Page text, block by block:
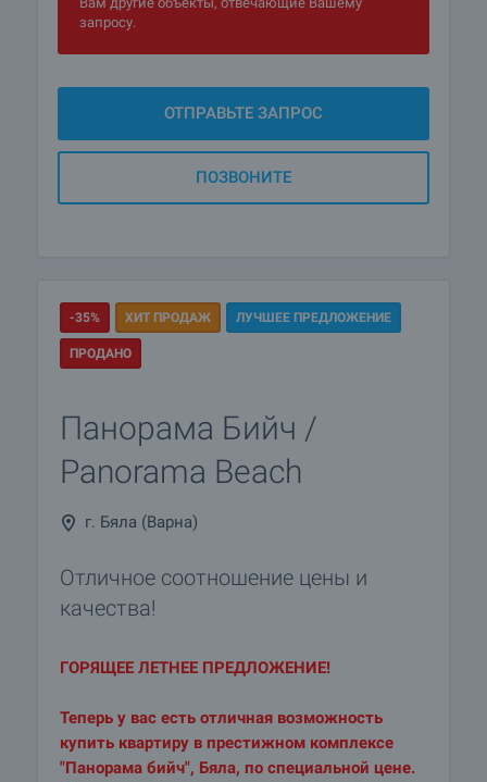
запросу.
ОТПРАВЬТЕ ЗАПРОС
ПОЗВОНИТЕ
-35% ХИТ ПРОДАЖ ЛУЧШЕЕ ПРЕДЛОЖЕНИЕ
ПРОДАНО
Панорама Бийч /
Panorama Beach
г. Бяла (Варна)
Отличное соотношение цены и
качества!
ГОРЯЩЕЕ ЛЕТНЕЕ ПРЕДЛОЖЕНИЕ!
Теперь у вас есть отличная возможность
купить квартиру в престижном комплексе
"Панорама бийч", Бяла, по специальной цене.